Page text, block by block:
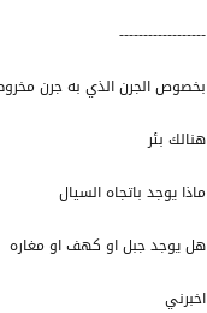
------------------
بخصوص الجرن الذي به جرن
هنالك بئر
ماذا يوجد باتجاه السيال
هل يوجد جبل او كهف او مغاره
اخبرني